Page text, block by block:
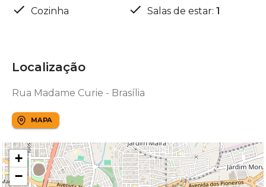
Cozinha Salas de estar: 1
Localização
Rua Madame Curie - Brasília
MAPA
+
−